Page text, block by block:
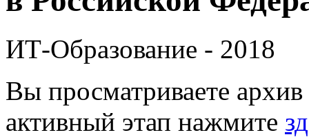
ИТ-Образование - 2018
Вы просматриваете
активный этап нажмите